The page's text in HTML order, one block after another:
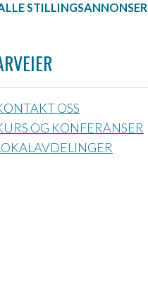
STILLINGSANNONSER
OSS
OG KONFERANSER